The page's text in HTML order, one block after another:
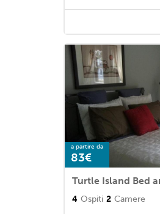
a partire da
83€
Turtle Island Bed
4 Ospiti 2 Camere